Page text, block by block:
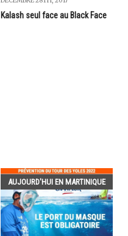
Kalash seul face au Black Face
AUJOURD'HUI EN MARTINIQUE